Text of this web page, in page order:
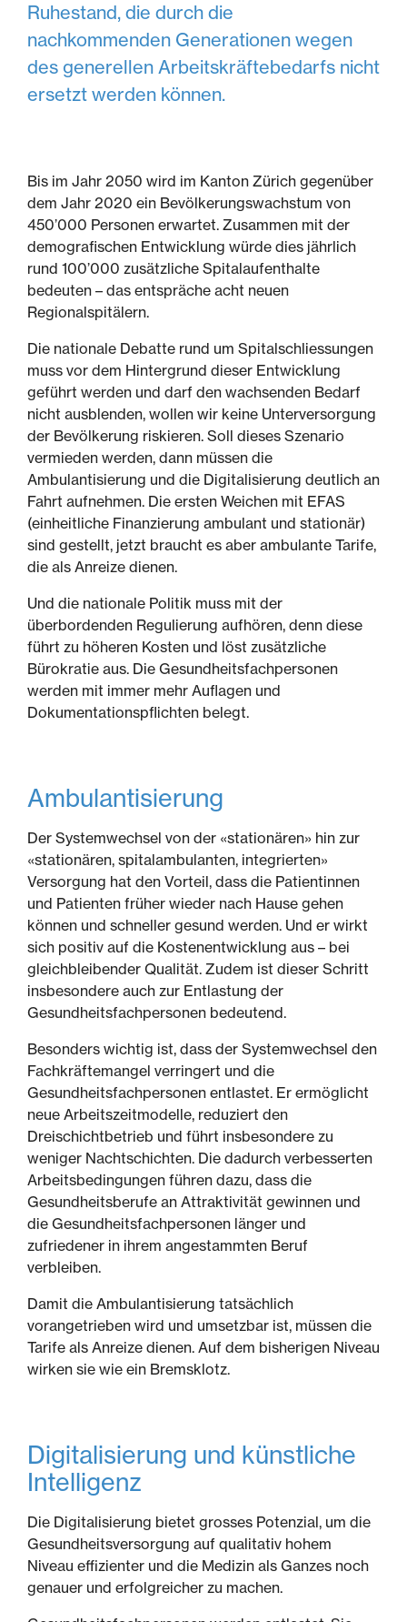
Ruhestand, die durch die
nachkommenden Generationen wegen
des generellen Arbeitskräftebedarfs nicht
ersetzt werden können.
Bis im Jahr 2050 wird im Kanton Zürich gegenüber
dem Jahr 2020 ein Bevölkerungswachstum von
450’000 Personen erwartet. Zusammen mit der
demografischen Entwicklung würde dies jährlich
rund 100’000 zusätzliche Spitalaufenthalte
bedeuten – das entspräche acht neuen
Regionalspitälern.
Die nationale Debatte rund um Spitalschliessungen
muss vor dem Hintergrund dieser Entwicklung
geführt werden und darf den wachsenden Bedarf
nicht ausblenden, wollen wir keine Unterversorgung
der Bevölkerung riskieren. Soll dieses Szenario
vermieden werden, dann müssen die
Ambulantisierung und die Digitalisierung deutlich an
Fahrt aufnehmen. Die ersten Weichen mit EFAS
(einheitliche Finanzierung ambulant und stationär)
sind gestellt, jetzt braucht es aber ambulante Tarife,
die als Anreize dienen.
Und die nationale Politik muss mit der
überbordenden Regulierung aufhören, denn diese
führt zu höheren Kosten und löst zusätzliche
Bürokratie aus. Die Gesundheitsfachpersonen
werden mit immer mehr Auflagen und
Dokumentationspflichten belegt.
Ambulantisierung
Der Systemwechsel von der «stationären» hin zur
«stationären, spitalambulanten, integrierten»
Versorgung hat den Vorteil, dass die Patientinnen
und Patienten früher wieder nach Hause gehen
können und schneller gesund werden. Und er wirkt
sich positiv auf die Kostenentwicklung aus – bei
gleichbleibender Qualität. Zudem ist dieser Schritt
insbesondere auch zur Entlastung der
Gesundheitsfachpersonen bedeutend.
Besonders wichtig ist, dass der Systemwechsel den
Fachkräftemangel verringert und die
Gesundheitsfachpersonen entlastet. Er ermöglicht
neue Arbeitszeitmodelle, reduziert den
Dreischichtbetrieb und führt insbesondere zu
weniger Nachtschichten. Die dadurch verbesserten
Arbeitsbedingungen führen dazu, dass die
Gesundheitsberufe an Attraktivität gewinnen und
die Gesundheitsfachpersonen länger und
zufriedener in ihrem angestammten Beruf
verbleiben.
Damit die Ambulantisierung tatsächlich
vorangetrieben wird und umsetzbar ist, müssen die
Tarife als Anreize dienen. Auf dem bisherigen Niveau
wirken sie wie ein Bremsklotz.
Digitalisierung und künstliche
Intelligenz
Die Digitalisierung bietet grosses Potenzial, um die
Gesundheitsversorgung auf qualitativ hohem
Niveau effizienter und die Medizin als Ganzes noch
genauer und erfolgreicher zu machen.